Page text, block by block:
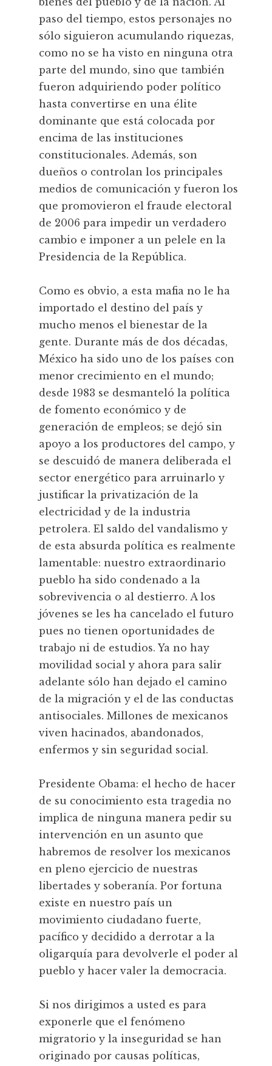
paso del tiempo, estos personajes no
sólo siguieron acumulando riquezas,
como no se ha visto en ninguna otra
parte del mundo, sino que también
fueron adquiriendo poder político
hasta convertirse en una élite
dominante que está colocada por
encima de las instituciones
constitucionales. Además, son
dueños o controlan los principales
medios de comunicación y fueron los
que promovieron el fraude electoral
de 2006 para impedir un verdadero
cambio e imponer a un pelele en la
Presidencia de la República.
Como es obvio, a esta mafia no le ha
importado el destino del país y
mucho menos el bienestar de la
gente. Durante más de dos décadas,
México ha sido uno de los países con
menor crecimiento en el mundo;
desde 1983 se desmanteló la política
de fomento económico y de
generación de empleos; se dejó sin
apoyo a los productores del campo, y
se descuidó de manera deliberada el
sector energético para arruinarlo y
justificar la privatización de la
electricidad y de la industria
petrolera. El saldo del vandalismo y
de esta absurda política es realmente
lamentable: nuestro extraordinario
pueblo ha sido condenado a la
sobrevivencia o al destierro. A los
jóvenes se les ha cancelado el futuro
pues no tienen oportunidades de
trabajo ni de estudios. Ya no hay
movilidad social y ahora para salir
adelante sólo han dejado el camino
de la migración y el de las conductas
antisociales. Millones de mexicanos
viven hacinados, abandonados,
enfermos y sin seguridad social.
Presidente Obama: el hecho de hacer
de su conocimiento esta tragedia no
implica de ninguna manera pedir su
intervención en un asunto que
habremos de resolver los mexicanos
en pleno ejercicio de nuestras
libertades y soberanía. Por fortuna
existe en nuestro país un
movimiento ciudadano fuerte,
pacífico y decidido a derrotar a la
oligarquía para devolverle el poder al
pueblo y hacer valer la democracia.
Si nos dirigimos a usted es para
exponerle que el fenómeno
migratorio y la inseguridad se han
originado por causas políticas,